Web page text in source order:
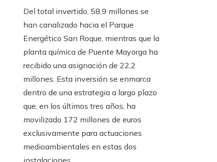
Del total invertido, 58,9 millones se
han canalizado hacia el Parque
Energético San Roque, mientras que la
planta química de Puente Mayorga ha
recibido una asignación de 22,2
millones. Esta inversión se enmarca
dentro de una estrategia a largo plazo
que, en los últimos tres años, ha
movilizado 172 millones de euros
exclusivamente para actuaciones
medioambientales en estas dos
instalaciones.